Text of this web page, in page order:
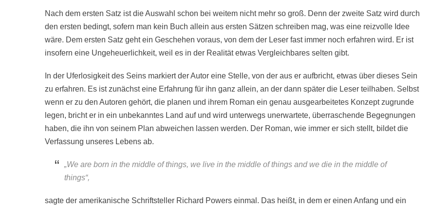
Nach dem ersten Satz ist die Auswahl schon bei weitem nicht mehr so groß. Denn der zweite Satz wird durch
den ersten bedingt, sofern man kein Buch allein aus ersten Sätzen schreiben mag, was eine reizvolle Idee
wäre. Dem ersten Satz geht ein Geschehen voraus, von dem der Leser fast immer noch erfahren wird. Er ist
insofern eine Ungeheuerlichkeit, weil es in der Realität etwas Vergleichbares selten gibt.
In der Uferlosigkeit des Seins markiert der Autor eine Stelle, von der aus er aufbricht, etwas über dieses Sein
zu erfahren. Es ist zunächst eine Erfahrung für ihn ganz allein, an der dann später die Leser teilhaben. Selbst
wenn er zu den Autoren gehört, die planen und ihrem Roman ein genau ausgearbeitetes Konzept zugrunde
legen, bricht er in ein unbekanntes Land auf und wird unterwegs unerwartete, überraschende Begegnungen
haben, die ihn von seinem Plan abweichen lassen werden. Der Roman, wie immer er sich stellt, bildet die
Verfassung unseres Lebens ab.
„We are born in the middle of things, we live in the middle of things and we die in the middle of
things“,
sagte der amerikanische Schriftsteller Richard Powers einmal. Das heißt, in dem er einen Anfang und ein